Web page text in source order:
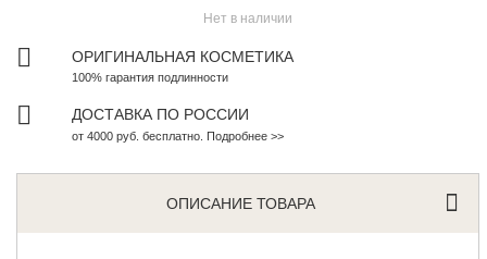
Нет в наличии
ОРИГИНАЛЬНАЯ КОСМЕТИКА
100% гарантия подлинности
ДОСТАВКА ПО РОССИИ
от 4000 руб. бесплатно. Подробнее >>
ОПИСАНИЕ ТОВАРА